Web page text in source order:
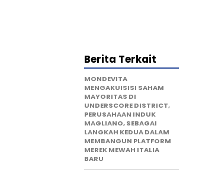
Berita Terkait
MONDEVITA
MENGAKUISISI SAHAM
MAYORITAS DI
UNDERSCORE DISTRICT,
PERUSAHAAN INDUK
MAGLIANO, SEBAGAI
LANGKAH KEDUA DALAM
MEMBANGUN PLATFORM
MEREK MEWAH ITALIA
BARU